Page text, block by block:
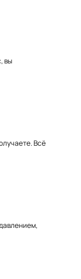
вы
Всё